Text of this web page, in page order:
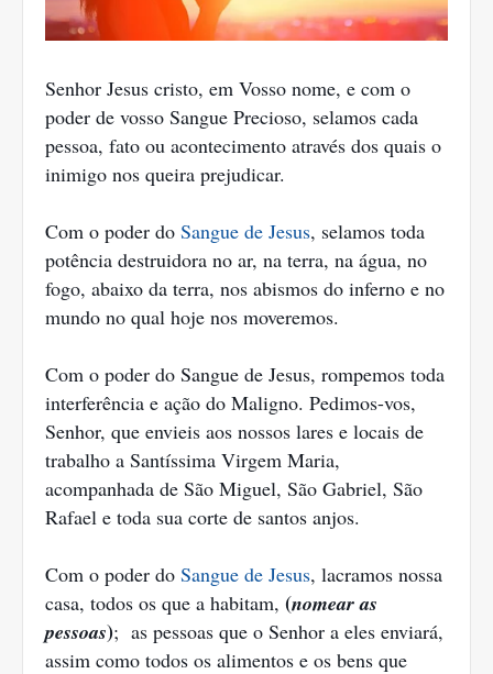
Senhor Jesus cristo, em Vosso nome, e com o
poder de vosso Sangue Precioso, selamos cada
pessoa, fato ou acontecimento através dos quais o
inimigo nos queira prejudicar.
Com o poder do Sangue de Jesus, selamos toda
potência destruidora no ar, na terra, na água, no
fogo, abaixo da terra, nos abismos do inferno e no
mundo no qual hoje nos moveremos.
Com o poder do Sangue de Jesus, rompemos toda
interferência e ação do Maligno. Pedimos-vos,
Senhor, que envieis aos nossos lares e locais de
trabalho a Santíssima Virgem Maria,
acompanhada de São Miguel, São Gabriel, São
Rafael e toda sua corte de santos anjos.
Com o poder do Sangue de Jesus, lacramos nossa
casa, todos os que a habitam, (nomear as
pessoas); as pessoas que o Senhor a eles enviará,
assim como todos os alimentos e os bens que